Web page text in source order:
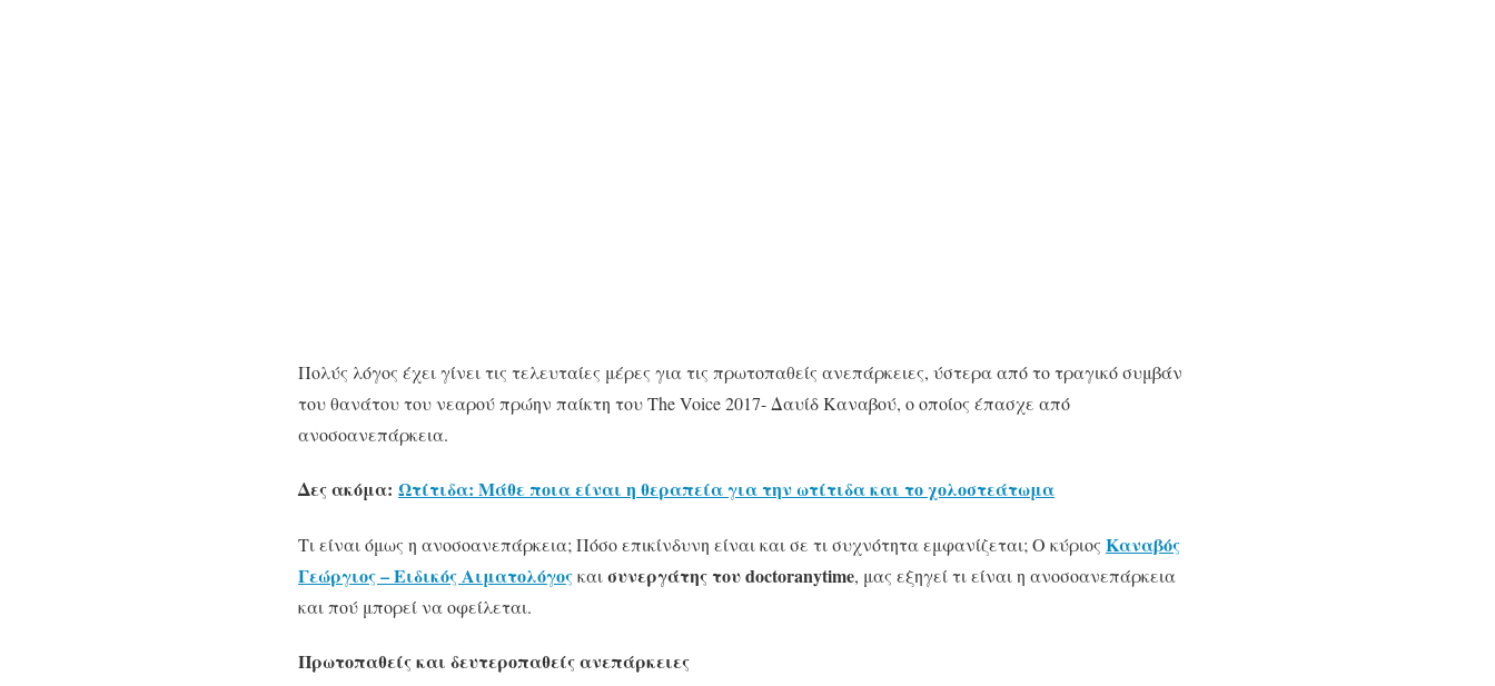
Πολύς λόγος έχει γίνει τις τελευταίες μέρες για τις πρωτοπαθείς ανεπάρκειες, ύστερα από το τραγικό συμβάν
του θανάτου του νεαρού πρώην παίκτη του The Voice 2017- Δαυίδ Καναβού, ο οποίος έπασχε από
ανοσοανεπάρκεια.
Δες ακόμα: Ωτίτιδα: Μάθε ποια είναι η θεραπεία για την ωτίτιδα και το χολοστεάτωμα
Τι είναι όμως η ανοσοανεπάρκεια; Πόσο επικίνδυνη είναι και σε τι συχνότητα εμφανίζεται; Ο κύριος Καναβός
Γεώργιος – Ειδικός Αιματολόγοςκαισυνεργάτης τουdoctoranytime, μας εξηγεί τι είναι η ανοσοανεπάρκεια
και πού μπορεί να οφείλεται.
Πρωτοπαθείς και δευτεροπαθείς ανεπάρκειες